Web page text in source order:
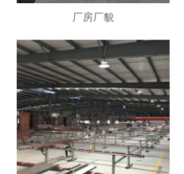
厂房厂貌